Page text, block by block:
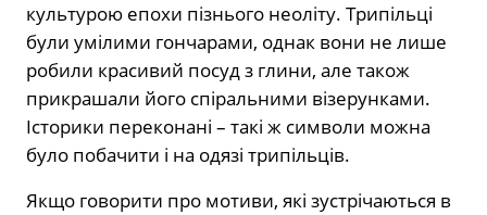
культурою епохи пізнього неоліту. Трипільці
були умілими гончарами, однак вони не лише
робили красивий посуд з глини, але також
прикрашали його спіральними візерунками.
Історики переконані – такі ж символи можна
було побачити і на одязі трипільців.
Якщо говорити про мотиви, які зустрічаються в